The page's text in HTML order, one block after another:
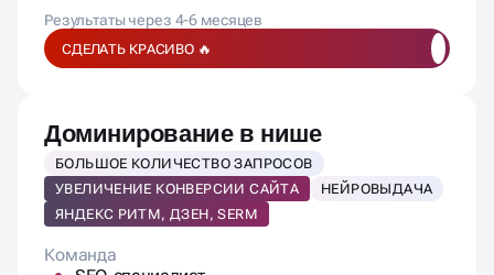
90 000 ₽ /месяц.
Результаты через 4-6 месяцев
Доминирование в нише
БОЛЬШОЕ КОЛИЧЕСТВО ЗАПРОСОВ
УВЕЛИЧЕНИЕ КОНВЕРСИИ САЙТА
ЯНДЕКС РИТМ, ДЗЕН, SERM